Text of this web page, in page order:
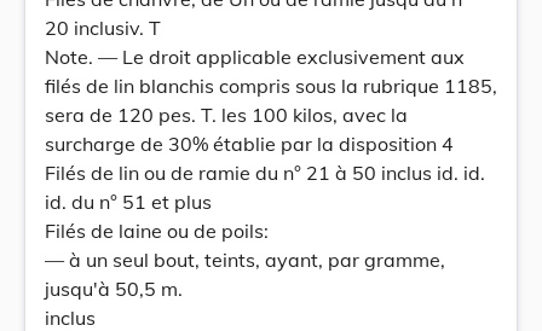
20 inclusiv. T
Note. — Le droit applicable exclusivement aux
filés de lin blanchis compris sous la rubrique 1185,
sera de 120 pes. T. les 100 kilos, avec la
surcharge de 30% établie par la disposition 4
Filés de lin ou de ramie du n° 21 à 50 inclus id. id.
id. du n° 51 et plus
Filés de laine ou de poils:
— à un seul bout, teints, ayant, par gramme,
jusqu'à 50,5 m.
inclus